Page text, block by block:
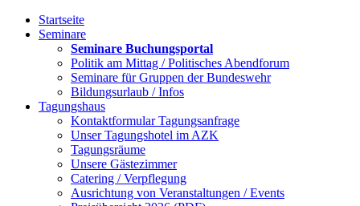
Startseite
Seminare
Seminare Buchungsportal
Politik am Mittag / Politisches Abendforum
Seminare für Gruppen der Bundeswehr
Bildungsurlaub / Infos
Tagungshaus
Kontaktformular Tagungsanfrage
Unser Tagungshotel im AZK
Tagungsräume
Unsere Gästezimmer
Catering / Verpflegung
Ausrichtung von Veranstaltungen / Events